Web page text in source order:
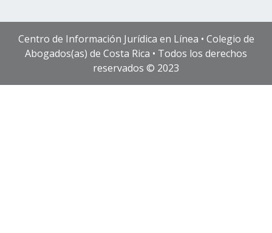
Centro de Información Jurídica en Línea • Colegio de
Abogados(as) de Costa Rica • Todos los derechos
reservados © 2023